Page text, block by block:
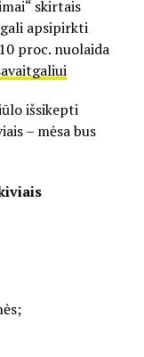
skirtais
apsipirkti
proc. nuolaida
išsikepti
– mėsa bus